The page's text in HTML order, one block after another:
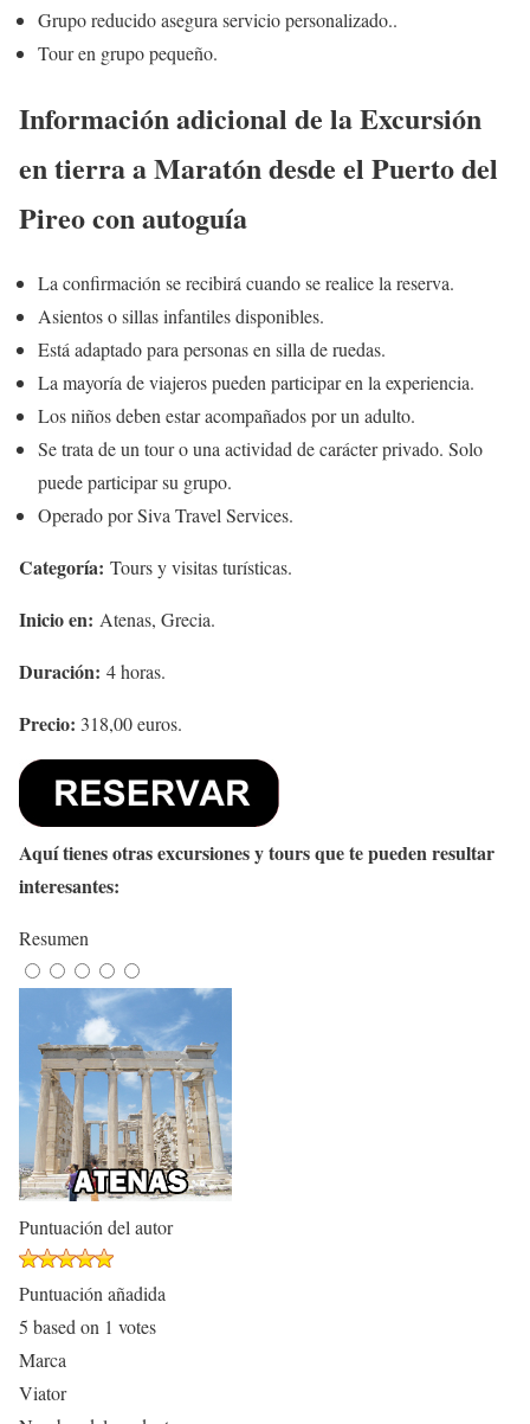
Grupo reducido asegura servicio personalizado..
Tour en grupo pequeño.
Información adicional de la Excursión
en tierra a Maratón desde el Puerto del
Pireo con autoguía
La confirmación se recibirá cuando se realice la reserva.
Asientos o sillas infantiles disponibles.
Está adaptado para personas en silla de ruedas.
La mayoría de viajeros pueden participar en la experiencia.
Los niños deben estar acompañados por un adulto.
Se trata de un tour o una actividad de carácter privado. Solo
puede participar su grupo.
Operado por Siva Travel Services.
Categoría: Tours y visitas turísticas.
Inicio en: Atenas, Grecia.
Duración: 4 horas.
Precio: 318,00 euros.
Aquí tienes otras excursiones y tours que te pueden resultar
interesantes:
Resumen
Puntuación del autor
Puntuación añadida
5 based on 1 votes
Marca
Viator